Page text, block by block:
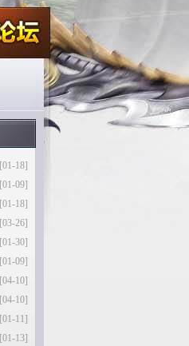
[01-18]
[01-09]
[01-18]
[03-26]
[01-30]
[01-09]
[04-10]
[04-10]
[01-11]
[01-13]